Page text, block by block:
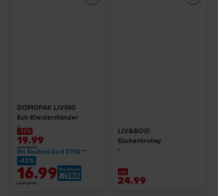
DOMOPAK LIVING
Eck-Kleiderständer
je
-33%
19.99
UVP 29.99
Mit Kaufland Card XTRA **
-43%
16.99
UVP 29.99
LIV&BO®
Küchentrolley
je
nur
24.99